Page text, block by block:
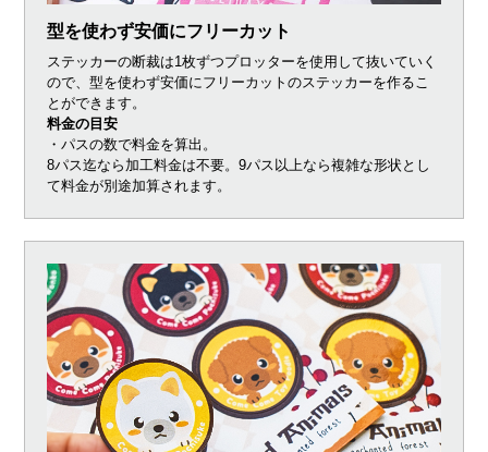
型を使わず安価にフリーカット
ステッカーの断裁は1枚ずつプロッターを使用して抜いていく
ので、型を使わず安価にフリーカットのステッカーを作るこ
とができます。
料金の目安
・パスの数で料金を算出。
8パス迄なら加工料金は不要。9パス以上なら複雑な形状とし
て料金が別途加算されます。